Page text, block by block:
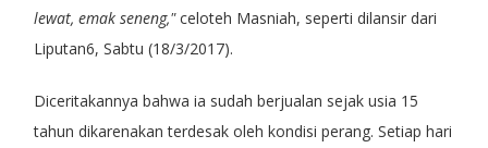
lewat, emak seneng,"celoteh Masniah, seperti dilansir dari
Liputan6, Sabtu (18/3/2017).
Diceritakannya bahwa ia sudah berjualan sejak usia 15
tahun dikarenakan terdesak oleh kondisi perang. Setiap hari